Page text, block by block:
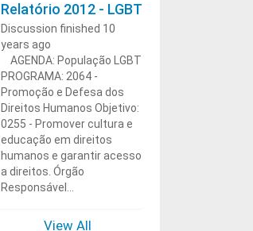
Relatório 2012 - LGBT
Discussion finished 10
years ago
AGENDA: População LGBT
PROGRAMA: 2064 -
Promoção e Defesa dos
Direitos Humanos Objetivo:
0255 - Promover cultura e
educação em direitos
humanos e garantir acesso
a direitos. Órgão
Responsável...
View All